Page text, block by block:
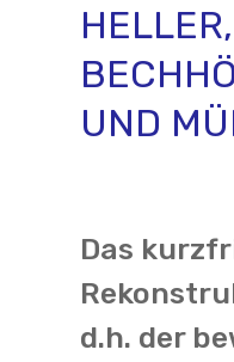
UND
Das
d.h. der